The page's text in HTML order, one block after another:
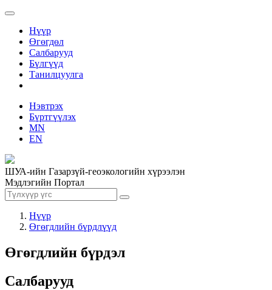
Нүүр
Өгөгдөл
Салбарууд
Бүлгүүд
Танилцуулга
Нэвтрэх
Бүртгүүлэх
MN
EN
ШУА-ийн Газарзүй-геоэкологийн хүрээлэн
Мэдлэгийн Портал
Нүүр
Өгөгдлийн бүрдлүүд
Өгөгдлийн бүрдэл
Салбарууд